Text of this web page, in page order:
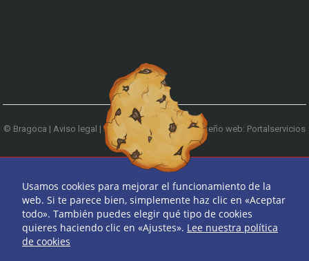
© Bragoca | Aviso legal | Política de privacidad|Diseño web: Portalservicios
| Teléfono: 979 744 522
Ir arriba
Usamos cookies para mejorar el funcionamiento de la
web. Si te parece bien, simplemente haz clic en «Aceptar
todo». También puedes elegir qué tipo de cookies
quieres haciendo clic en «Ajustes». Lee nuestra política
de cookies